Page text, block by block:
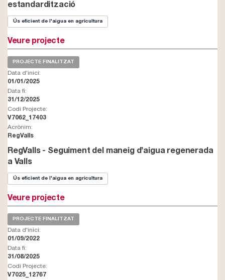
estandardització
Ús eficient de l'aigua en agricultura
Veure projecte
PROJECTE FINALITZAT
Data d'inici:
01/01/2025
Data fi:
31/12/2025
Codi Projecte:
V7062_17403
Acrònim:
RegValls
RegValls - Seguiment del maneig d’aigua regenerada
a Valls
Ús eficient de l'aigua en agricultura
Veure projecte
PROJECTE FINALITZAT
Data d'inici:
01/09/2022
Data fi:
31/08/2025
Codi Projecte:
V7025_12767